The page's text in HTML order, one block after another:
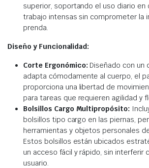
superior, soportando el uso diario en
trabajo intensas sin comprometer la
prenda.
Diseño y Funcionalidad:
Corte Ergonómico: Diseñado con un
adapta cómodamente al cuerpo, el
proporciona una libertad de
para tareas que requieren agilidad y
Bolsillos Cargo Multipropósito:
bolsillos tipo cargo en las piernas,
herramientas y objetos personales
Estos bolsillos están ubicados
un acceso fácil y rápido, sin interferir
usuario.